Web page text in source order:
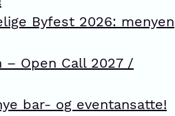
Byfest 2026: menyen
– Open Call 2027 /
bar- og eventansatte!